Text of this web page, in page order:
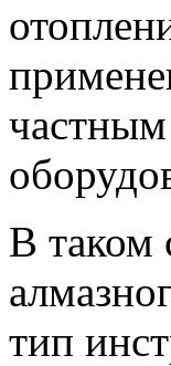
частным
В таком
тип